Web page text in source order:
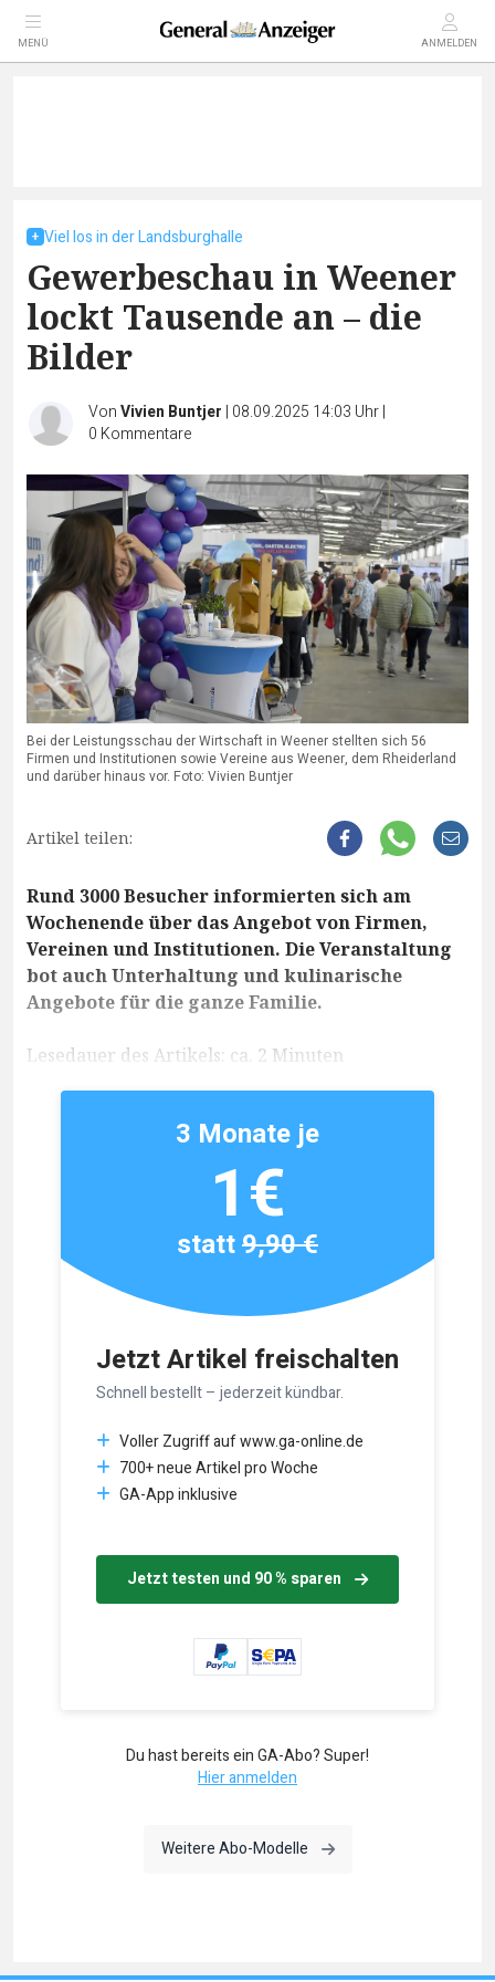
MENÜ ANMELDEN
Viel los in der Landsburghalle
Gewerbeschau in Weener
lockt Tausende an – die
Bilder
VonVivien Buntjer | 08.09.2025 14:03 Uhr|
0 Kommentare
Bei der Leistungsschau der Wirtschaft in Weener stellten sich 56
Firmen und Institutionen sowie Vereine aus Weener, dem Rheiderland
und darüber hinaus vor. Foto: Vivien Buntjer
Artikel teilen:
Rund 3000 Besucher informierten sich am
Wochenende über das Angebot von Firmen,
Vereinen und Institutionen. Die Veranstaltung
bot auch Unterhaltung und kulinarische
Angebote für die ganze Familie.
Lesedauer des Artikels: ca. 2 Minuten
Jetzt Artikel freischalten
Schnell bestellt – jederzeit kündbar.
Voller Zugriff auf www.ga-online.de
700+ neue Artikel pro Woche
GA-App inklusive
Jetzt testen und 90 % sparen
3 Monate je
1€
statt9,90 €
Du hast bereits ein GA-Abo? Super!
Hier anmelden
Weitere Abo-Modelle